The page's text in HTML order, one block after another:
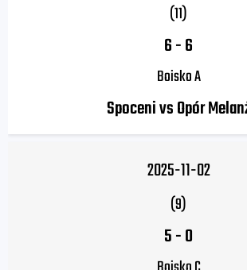
(11)
6-6
Boisko A
Spoceni vs Opór
2025-11-02
(9)
5-0